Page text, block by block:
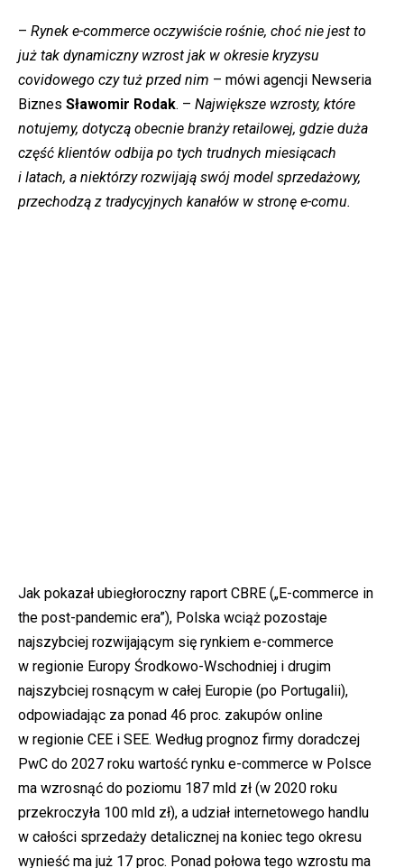
– Rynek e-commerce oczywiście rośnie, choć nie jest to
już tak dynamiczny wzrost jak w okresie kryzysu
covidowego czy tuż przed nim – mówi agencji Newseria
Biznes Sławomir Rodak. – Największe wzrosty, które
notujemy, dotyczą obecnie branży retailowej, gdzie duża
część klientów odbija po tych trudnych miesiącach
i latach, a niektórzy rozwijają swój model sprzedażowy,
przechodzą z tradycyjnych kanałów w stronę e-comu.
Jak pokazał ubiegłoroczny raport CBRE („E-commerce in
the post-pandemic era”), Polska wciąż pozostaje
najszybciej rozwijającym się rynkiem e-commerce
w regionie Europy Środkowo-Wschodniej i drugim
najszybciej rosnącym w całej Europie (po Portugalii),
odpowiadając za ponad 46 proc. zakupów online
w regionie CEE i SEE. Według prognoz firmy doradczej
PwC do 2027 roku wartość rynku e-commerce w Polsce
ma wzrosnąć do poziomu 187 mld zł (w 2020 roku
przekroczyła 100 mld zł), a udział internetowego handlu
w całości sprzedaży detalicznej na koniec tego okresu
wynieść ma już 17 proc. Ponad połowa tego wzrostu ma